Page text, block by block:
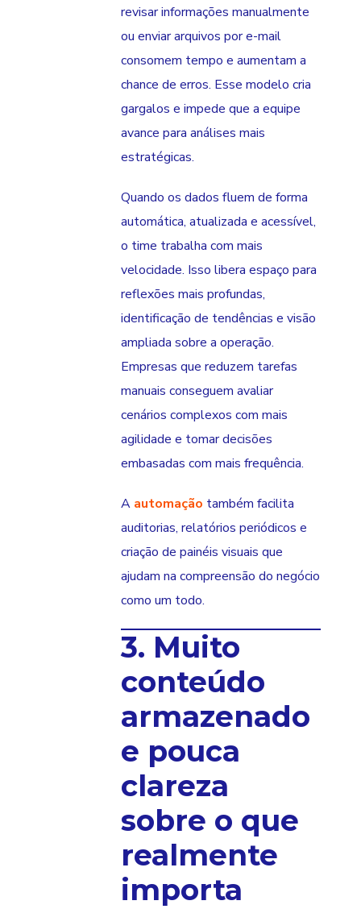
revisar informações manualmente
ou enviar arquivos por e-mail
consomem tempo e aumentam a
chance de erros. Esse modelo cria
gargalos e impede que a equipe
avance para análises mais
estratégicas.
Quando os dados fluem de forma
automática, atualizada e acessível,
o time trabalha com mais
velocidade. Isso libera espaço para
reflexões mais profundas,
identificação de tendências e visão
ampliada sobre a operação.
Empresas que reduzem tarefas
manuais conseguem avaliar
cenários complexos com mais
agilidade e tomar decisões
embasadas com mais frequência.
A automação também facilita
auditorias, relatórios periódicos e
criação de painéis visuais que
ajudam na compreensão do negócio
como um todo.
3. Muito
conteúdo
armazenado
e pouca
clareza
sobre o que
realmente
importa